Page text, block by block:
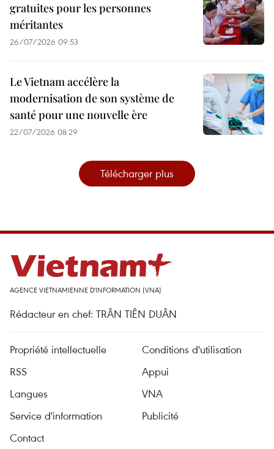
gratuites pour les personnes
méritantes
26/07/2026 09:53
Le Vietnam accélère la
modernisation de son système de
santé pour une nouvelle ère
22/07/2026 08:29
Télécharger plus
AGENCE VIETNAMIENNE D'INFORMATION (VNA)
Rédacteur en chef: TRÂN TIÊN DUÂN
Propriété intellectuelle
Conditions d'utilisation
RSS
Appui
Langues
VNA
Service d'information
Publicité
Contact